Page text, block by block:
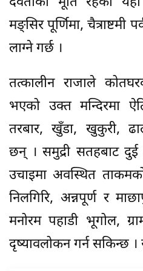
मङ्सिर पूर्णिमा,
लाग्ने गर्छ ।
तत्कालीन राजाले
भएको उक्त मन्दिरमा
तरबार, खुँडा, खुकुरी,
छन् । समुद्री सतहबाट
उचाइमा अवस्थित
निलगिरि, अन्नपूर्ण र
मनोरम पहाडी भूगोल,
दृष्यावलोकन गर्न सकिन्छ ।